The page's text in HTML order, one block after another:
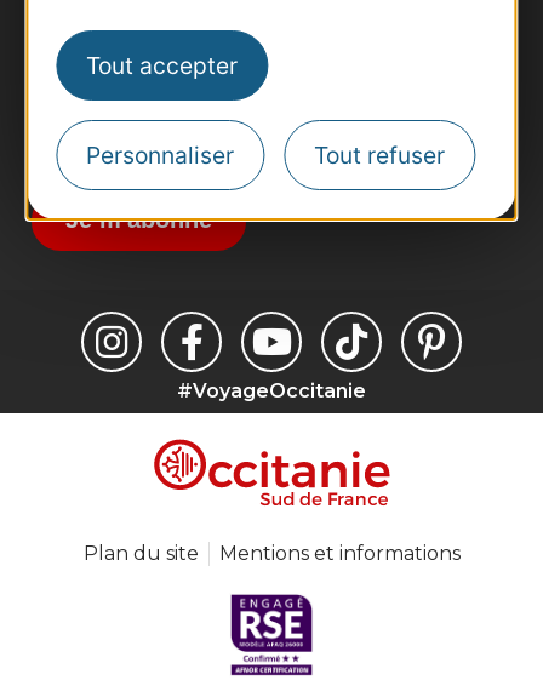
Tout accepter
Personnaliser Tout refuser
Voyagistes
Destination Sport
Inscrivez-vous à la lettre d'information
Destination Occitanie pour recevoir des
suggestions de séjours, de visites et de sorties.
Je m'abonne
#VoyageOccitanie
Plan du site Mentions et informations